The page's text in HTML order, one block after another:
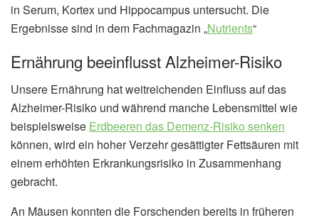
in Serum, Kortex und Hippocampus untersucht. Die
Ergebnisse sind in dem Fachmagazin „Nutrients“
Ernährung beeinflusst Alzheimer-Risiko
Unsere Ernährung hat weitreichenden Einfluss auf das
Alzheimer-Risiko und während manche Lebensmittel wie
beispielsweise Erdbeeren das Demenz-Risiko senken
können, wird ein hoher Verzehr gesättigter Fettsäuren mit
einem erhöhten Erkrankungsrisiko in Zusammenhang
gebracht.
An Mäusen konnten die Forschenden bereits in früheren